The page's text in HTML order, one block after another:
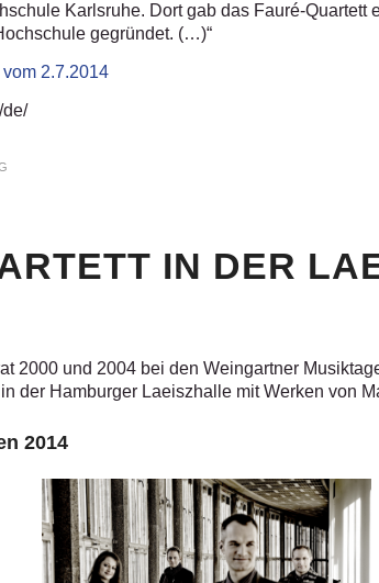
Karlsruhe. Dort gab das Fauré-Quartett
gegründet. (…)“
2.7.2014
de/
IN DER
2000 und 2004 bei den Weingartner
der Hamburger Laeiszhalle mit Werken von
2014